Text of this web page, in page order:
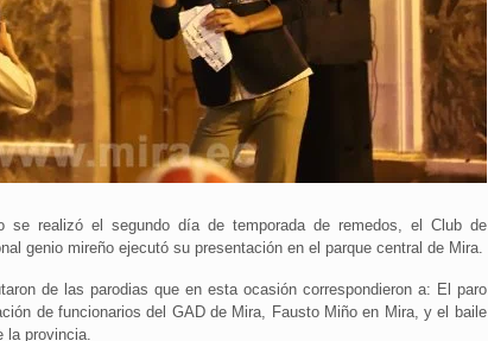
se realizó el segundo día de temporada de remedos, el Club de
genio mireño ejecutó su presentación en el parque central de Mira.
de las parodias que en esta ocasión correspondieron a: El paro
de funcionarios del GAD de Mira, Fausto Miño en Mira, y el baile
la provincia.